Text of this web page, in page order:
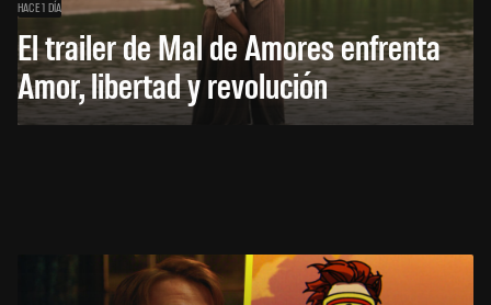
HACE 1 DÍA
El trailer de Mal de Amores enfrenta
Amor, libertad y revolución